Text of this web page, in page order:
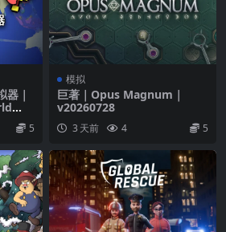
戏中，还有更多会让您惊喜的发
器｜
5
模拟
巨著｜Opus Magnum｜
v20260728
3 天前 4 5